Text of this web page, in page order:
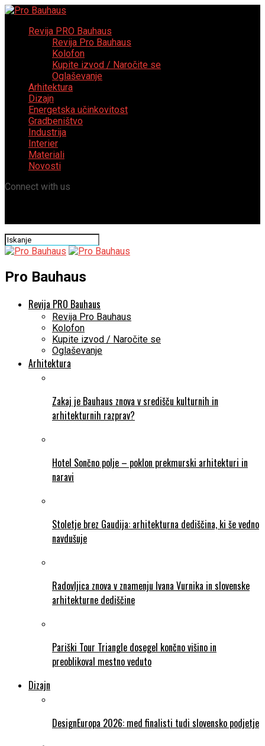
Revija PRO Bauhaus
Revija Pro Bauhaus
Kolofon
Kupite izvod / Naročite se
Oglaševanje
Arhitektura
Dizajn
Energetska učinkovitost
Gradbeništvo
Industrija
Interier
Materiali
Novosti
Connect with us
Pro Bauhaus
Revija PRO Bauhaus
Revija Pro Bauhaus
Kolofon
Kupite izvod / Naročite se
Oglaševanje
Arhitektura
Zakaj je Bauhaus znova v središču kulturnih in
arhitekturnih razprav?
Hotel Sončno polje – poklon prekmurski arhitekturi in
naravi
Stoletje brez Gaudija: arhitekturna dediščina, ki še vedno
navdušuje
Radovljica znova v znamenju Ivana Vurnika in slovenske
arhitekturne dediščine
Pariški Tour Triangle dosegel končno višino in
preoblikoval mestno veduto
Dizajn
DesignEuropa 2026: med finalisti tudi slovensko podjetje